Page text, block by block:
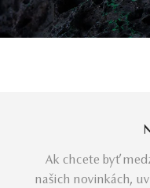
Ak chcete byť
našich novinkách,